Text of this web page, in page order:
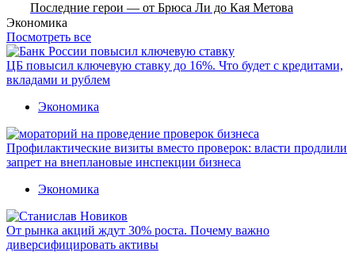
Последние герои — от Брюса Ли до Кая Метова
Экономика
Посмотреть все
ЦБ повысил ключевую ставку до 16%. Что будет с кредитами,
вкладами и рублем
Экономика
Профилактические визиты вместо проверок: власти продлили
запрет на внеплановые инспекции бизнеса
Экономика
От рынка акций ждут 30% роста. Почему важно
диверсифицировать активы